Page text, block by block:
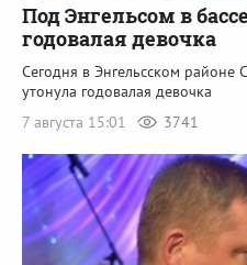
Под Энгельсом в
годовалая девочка
Сегодня в Энгельсском районе
утонула годовалая девочка
7 августа 15:01
3741